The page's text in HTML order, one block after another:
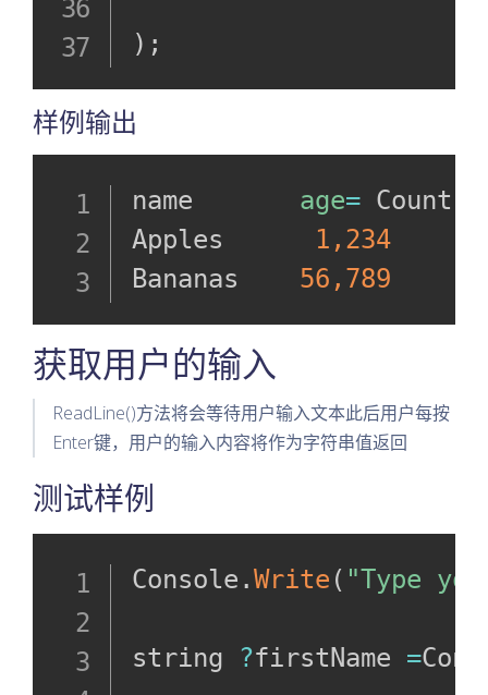
) ;
样例输出
name age= Count
Apples
1,234
Bananas 56,789
获取用户的输入
ReadLine()方法将会等待用户输入文本此后用户每按
Enter键，用户的输入内容将作为字符串值返回
测试样例
Console .Write ( "Type
string ?firstName =